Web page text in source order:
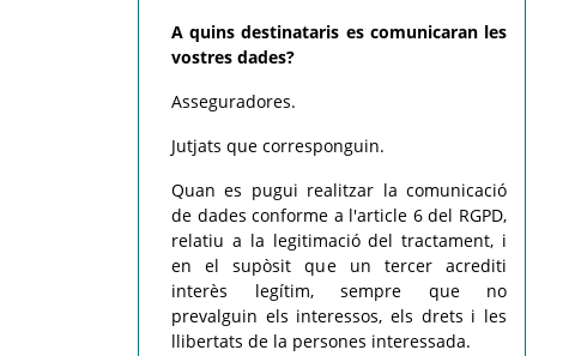
A quins destinataris es comunicaran les
vostres dades?
Asseguradores.
Jutjats que corresponguin.
Quan es pugui realitzar la comunicació
de dades conforme a l'article 6 del RGPD,
relatiu a la legitimació del tractament, i
en el supòsit que un tercer acrediti
interès legítim, sempre que no
prevalguin els interessos, els drets i les
llibertats de la persones interessada.